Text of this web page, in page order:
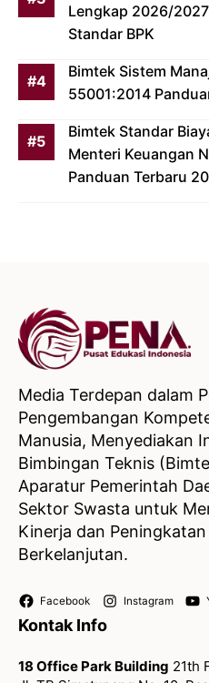
Lengkap 2026/
Standar BPK
Bimtek Sistem
55001:2014
Bimtek Standar
Menteri Keuangan
Panduan Terbaru
Media Terdepan dalam
Pengembangan
Manusia, Menyediakan
Bimbingan Teknis
Aparatur Pemerintah
Sektor Swasta untuk
Kinerja dan
Berkelanjutan.
Facebook Instagram
Kontak Info
18 Office Park Building 21th